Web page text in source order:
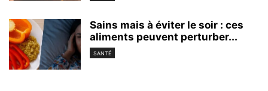
Sains mais à éviter le soir : ces
aliments peuvent perturber...
SANTÉ